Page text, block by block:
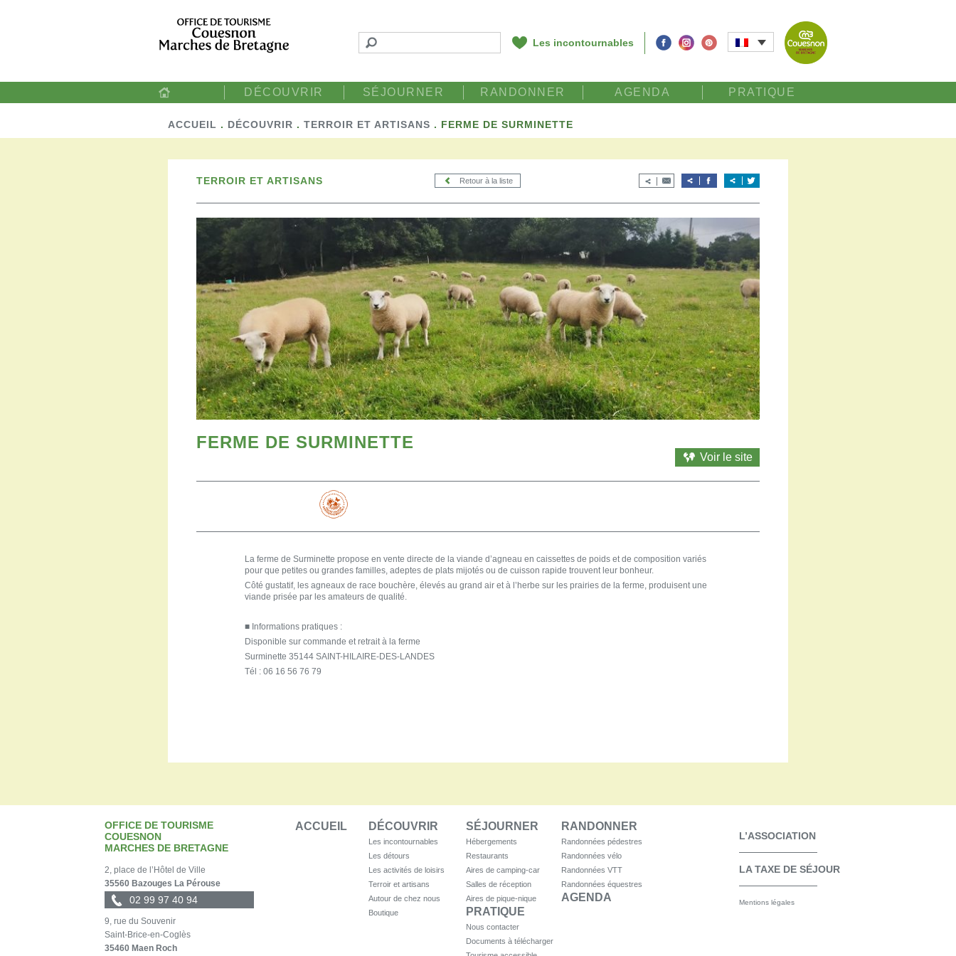
Les incontournables
DÉCOUVRIR SÉJOURNER RANDONNER AGENDA PRATIQUE
ACCUEIL . DÉCOUVRIR .TERROIR ET ARTISANS . FERME DE SURMINETTE
TERROIR ET ARTISANS Retour à la liste
FERME DE SURMINETTE
Voir le site
La ferme de Surminette propose en vente directe de la viande d’agneau en caissettes de poids et de composition variés
pour que petites ou grandes familles, adeptes de plats mijotés ou de cuisson rapide trouvent leur bonheur.
Côté gustatif, les agneaux de race bouchère, élevés au grand air et à l’herbe sur les prairies de la ferme, produisent une
viande prisée par les amateurs de qualité.
■ Informations pratiques :
Disponible sur commande et retrait à la ferme
Surminette 35144 SAINT-HILAIRE-DES-LANDES
Tél : 06 16 56 76 79
OFFICE DE TOURISME
COUESNON
MARCHES DE BRETAGNE
2, place de l’Hôtel de Ville
35560 Bazouges La Pérouse
02 99 97 40 94
9, rue du Souvenir
Saint-Brice-en-Coglès
35460 Maen Roch
ACCUEIL DÉCOUVRIR
Les incontournables
Les détours
Les activités de loisirs
Terroir et artisans
Autour de chez nous
Boutique
SÉJOURNER
Hébergements
Restaurants
Aires de camping-car
Salles de réception
Aires de pique-nique
RANDONNER
Randonnées pédestres
Randonnées vélo
Randonnées VTT
Randonnées équestres
AGENDA
PRATIQUE
Nous contacter
Documents à télécharger
L’ASSOCIATION
LA TAXE DE SÉJOUR
Mentions légales